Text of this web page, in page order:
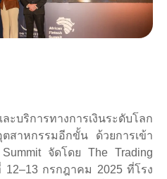
บริการทางการเงินระดับโลก
ตสาหกรรมอีกขั้น ด้วยการเข้า
จัดโดย The Trading
12–13 กรกฎาคม 2025 ที่โรง